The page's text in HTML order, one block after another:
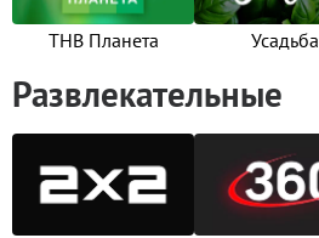
ТНВ Планета Усадьба
Развлекательные